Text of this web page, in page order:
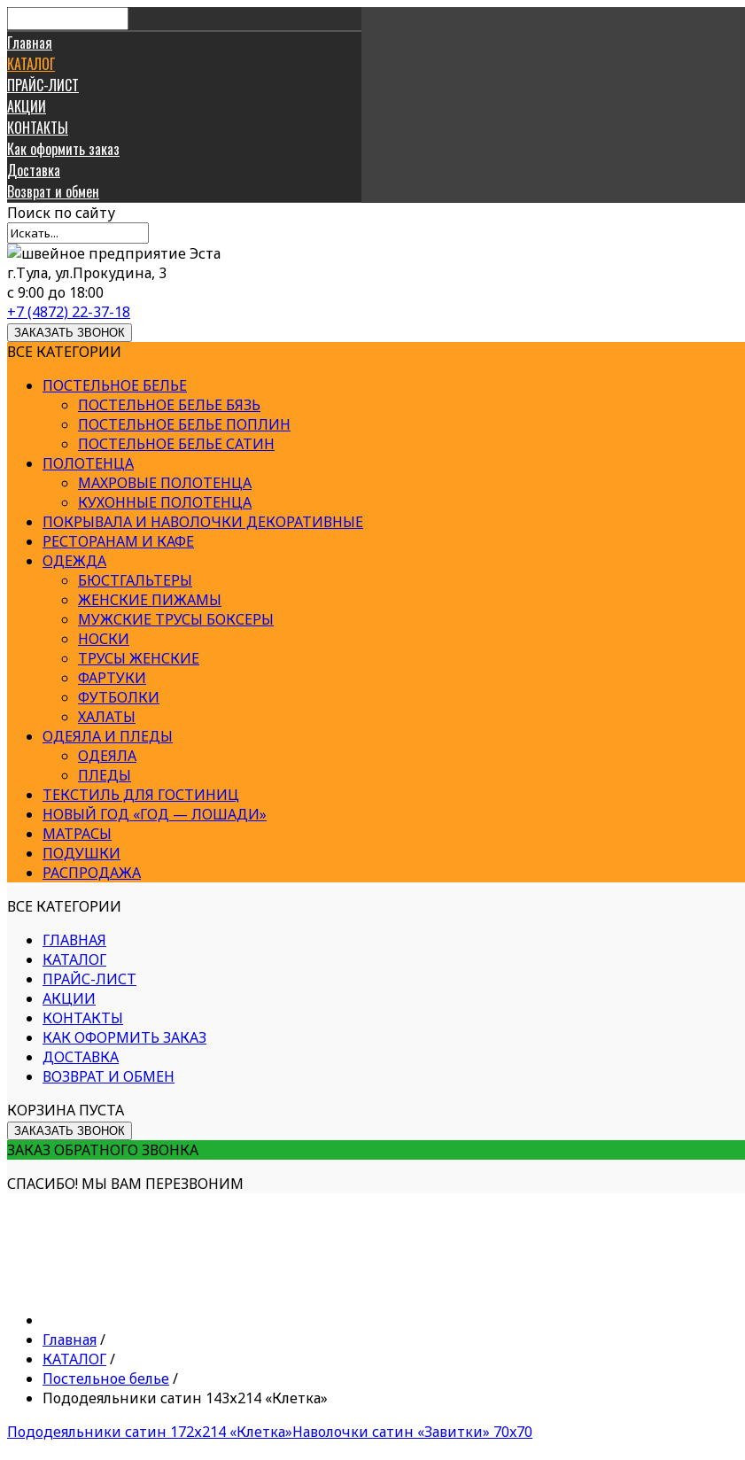
Главная
КАТАЛОГ
ПРАЙС-ЛИСТ
АКЦИИ
КОНТАКТЫ
Как оформить заказ
Доставка
Возврат и обмен
Поиск по сайту
г.Тула, ул.Прокудина, 3
с 9:00 до 18:00
+7 (4872) 22-37-18
ЗАКАЗАТЬ ЗВОНОК
ВСЕ КАТЕГОРИИ
ПОСТЕЛЬНОЕ БЕЛЬЕ
ПОСТЕЛЬНОЕ БЕЛЬЕ БЯЗЬ
ПОСТЕЛЬНОЕ БЕЛЬЕ ПОПЛИН
ПОСТЕЛЬНОЕ БЕЛЬЕ САТИН
ПОЛОТЕНЦА
МАХРОВЫЕ ПОЛОТЕНЦА
КУХОННЫЕ ПОЛОТЕНЦА
ПОКРЫВАЛА И НАВОЛОЧКИ ДЕКОРАТИВНЫЕ
РЕСТОРАНАМ И КАФЕ
ОДЕЖДА
БЮСТГАЛЬТЕРЫ
ЖЕНСКИЕ ПИЖАМЫ
МУЖСКИЕ ТРУСЫ БОКСЕРЫ
НОСКИ
ТРУСЫ ЖЕНСКИЕ
ФАРТУКИ
ФУТБОЛКИ
ХАЛАТЫ
ОДЕЯЛА И ПЛЕДЫ
ОДЕЯЛА
ПЛЕДЫ
ТЕКСТИЛЬ ДЛЯ ГОСТИНИЦ
НОВЫЙ ГОД «ГОД — ЛОШАДИ»
МАТРАСЫ
ПОДУШКИ
РАСПРОДАЖА
ВСЕ КАТЕГОРИИ
ГЛАВНАЯ
КАТАЛОГ
ПРАЙС-ЛИСТ
АКЦИИ
КОНТАКТЫ
КАК ОФОРМИТЬ ЗАКАЗ
ДОСТАВКА
ВОЗВРАТ И ОБМЕН
КОРЗИНА ПУСТА
ЗАКАЗАТЬ ЗВОНОК
ЗАКАЗ ОБРАТНОГО ЗВОНКА
СПАСИБО! МЫ ВАМ ПЕРЕЗВОНИМ
Главная/
КАТАЛОГ/
Постельное белье/
Пододеяльники сатин 143х214 «Клетка»
Пододеяльники сатин 172х214 «Клетка»Наволочки сатин «Завитки» 70x70